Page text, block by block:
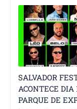
SALVADOR
ACONTECE DIA
PARQUE DE